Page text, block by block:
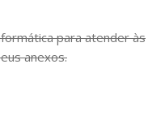
para atender às
anexos.